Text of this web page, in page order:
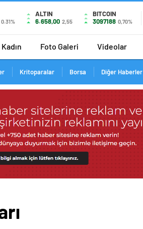
0.31%
ALTIN
6.658,00 2,55
BITCOIN
3097188 0,70%
Kadın Foto Galeri Videolar
Kritoparalar Borsa Diğer Haberler